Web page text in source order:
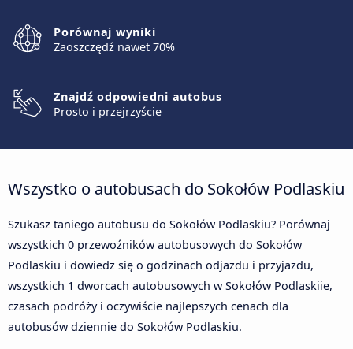
Porównaj wyniki
Zaoszczędź nawet 70%
Znajdź odpowiedni autobus
Prosto i przejrzyście
Wszystko o autobusach do Sokołów Podlaskiu
Szukasz taniego autobusu do Sokołów Podlaskiu? Porównaj
wszystkich 0 przewoźników autobusowych do Sokołów
Podlaskiu i dowiedz się o godzinach odjazdu i przyjazdu,
wszystkich 1 dworcach autobusowych w Sokołów Podlaskiie,
czasach podróży i oczywiście najlepszych cenach dla
autobusów dziennie do Sokołów Podlaskiu.